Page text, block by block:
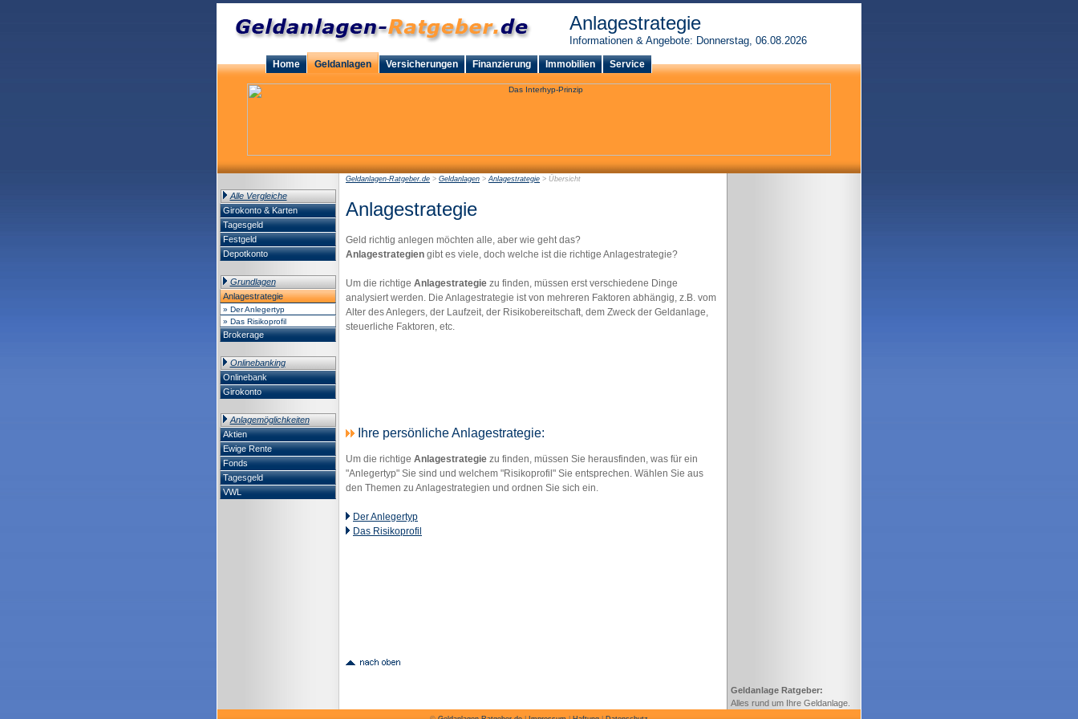
Anlagestrategie
Informationen & Angebote: Donnerstag, 06.08.2026
Home Geldanlagen Versicherungen Finanzierung Immobilien Service
Alle Vergleiche
Girokonto & Karten
Tagesgeld
Festgeld
Depotkonto
Grundlagen
Anlagestrategie
» Der Anlegertyp
» Das Risikoprofil
Brokerage
Onlinebanking
Onlinebank
Girokonto
Anlagemöglichkeiten
Aktien
Ewige Rente
Fonds
Tagesgeld
VWL
Geldanlagen-Ratgeber.de > Geldanlagen >Anlagestrategie > Übersicht
Anlagestrategie
Geld richtig anlegen möchten alle, aber wie geht das?
Anlagestrategien gibt es viele, doch welche ist die richtige Anlagestrategie?
Um die richtige Anlagestrategie zu finden, müssen erst verschiedene Dinge
analysiert werden. Die Anlagestrategie ist von mehreren Faktoren abhängig, z.B. vom
Alter des Anlegers, der Laufzeit, der Risikobereitschaft, dem Zweck der Geldanlage,
steuerliche Faktoren, etc.
Ihre persönliche Anlagestrategie:
Um die richtige Anlagestrategie zu finden, müssen Sie herausfinden, was für ein
"Anlegertyp" Sie sind und welchem "Risikoprofil" Sie entsprechen. Wählen Sie aus
den Themen zu Anlagestrategien und ordnen Sie sich ein.
Der Anlegertyp
Das Risikoprofil
Geldanlage Ratgeber:
Alles rund um Ihre Geldanlage.